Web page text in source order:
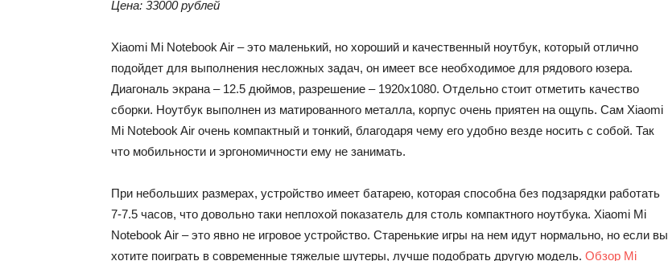
Цена: 33000 рублей
Xiaomi Mi Notebook Air – это маленький, но хороший и качественный ноутбук, который отлично
подойдет для выполнения несложных задач, он имеет все необходимое для рядового юзера.
Диагональ экрана – 12.5 дюймов, разрешение – 1920х1080. Отдельно стоит отметить качество
сборки. Ноутбук выполнен из матированного металла, корпус очень приятен на ощупь. Сам Xiaomi
Mi Notebook Air очень компактный и тонкий, благодаря чему его удобно везде носить с собой. Так
что мобильности и эргономичности ему не занимать.
При небольших размерах, устройство имеет батарею, которая способна без подзарядки работать
7-7.5 часов, что довольно таки неплохой показатель для столь компактного ноутбука. Xiaomi Mi
Notebook Air – это явно не игровое устройство. Старенькие игры на нем идут нормально, но если вы
хотите поиграть в современные тяжелые шутеры, лучше подобрать другую модель. Обзор Mi